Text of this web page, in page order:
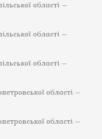
області –
області –
області –
області –
області –